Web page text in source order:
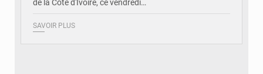
de la Côte d'Ivoire, ce vendredi…
SAVOIR PLUS